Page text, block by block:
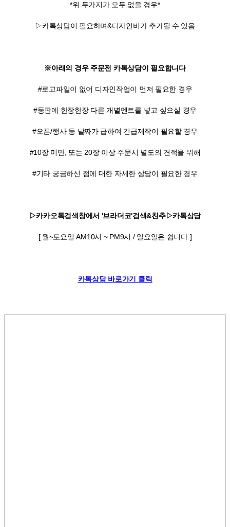
*위 두가지가 모두 없을 경우*
▷카톡상담이 필요하며&디자인비가 추가될 수 있음
※아래의 경우 주문전 카톡상담이 필요합니다
#로고파일이 없어 디자인작업이 먼저 필요한 경우
#등판에 한장한장 다른 개별멘트를 넣고 싶으실 경우
#오픈/행사 등 날짜가 급하여 긴급제작이 필요할 경우
#10장 미만, 또는 20장 이상 주문시 별도의 견적을 위해
#기타 궁금하신 점에 대한 자세한 상담이 필요한 경우
▷카카오톡검색창에서 '브라더코'검색&친추▷카톡상담
[ 월~토요일 AM10시 ~ PM9시 / 일요일은 쉽니다 ]
카톡상담 바로가기 클릭